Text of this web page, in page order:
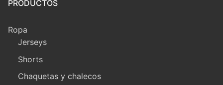
PRODUCTOS
Ropa
Jerseys
Shorts
Chaquetas y chalecos